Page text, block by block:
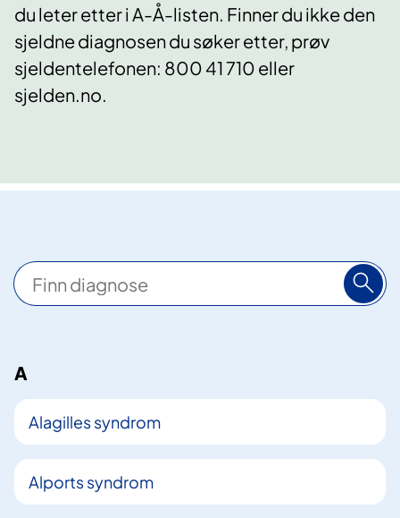
du leter etter i A-Å-listen. Finner du ikke den
sjeldne diagnosen du søker etter, prøv
sjeldentelefonen: 800 41 710 eller
sjelden.no.
S
ø
7
3
r
e
f
A
Alagilles syndrom
Alports syndrom